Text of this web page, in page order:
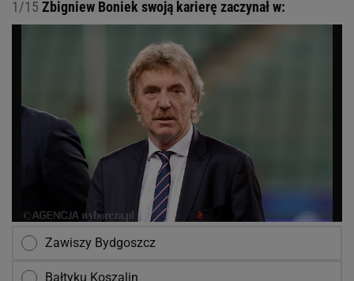
1/15 Zbigniew Boniek swoją karierę zaczynał w:
Zawiszy Bydgoszcz
Bałtyku Koszalin